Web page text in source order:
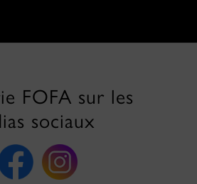
FOFA sur les
sociaux